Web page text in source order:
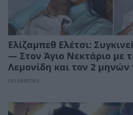
Ελίζαμπεθ Ελέτσι:
— Στον Άγιο Νεκτάριο με
Λεμονίδη και τον 2 μηνών
CELEBRITIES